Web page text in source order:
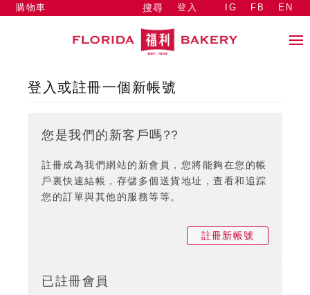
搜尋 登入
購物車 IG FB EN
登入或註冊一個新帳號
您是我們的新客戶嗎??
註冊成為我們網站的新會員，您將能夠在您的帳
戶裏快速結帳，存儲多個送貨地址，查看和追踪
您的訂單與其他的服務等等。
註冊新帳號
已註冊會員